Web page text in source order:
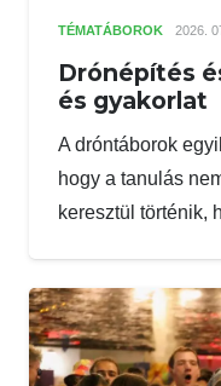
TÉMATÁBOROK 2026.
Drónépítés
és gyakorlat
A dróntáborok
hogy a tanulás
keresztül történik,